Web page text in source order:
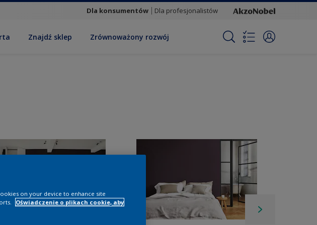
Dla konsumentów Dla profesjonalistów
Znajdź sklep Zrównoważony rozwój
on your device to enhance site
Oświadczenie o plikach cookie, aby